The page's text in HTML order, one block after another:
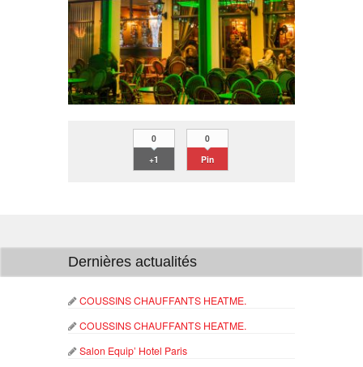
0
+1
0
Pin
Dernières actualités
COUSSINS CHAUFFANTS HEATME.
COUSSINS CHAUFFANTS HEATME.
Salon Equip’ Hotel Paris